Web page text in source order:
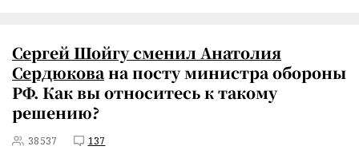
Сергей Шойгу сменил Анатолия
Сердюкована посту министра обороны
РФ. Как вы относитесь к такому
решению?
38537 137